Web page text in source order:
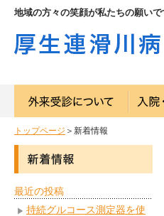
地域の方々の笑顔が私たちの願い
トップページ ＞新着情報
最近の投稿
持続グルコース測定器を使